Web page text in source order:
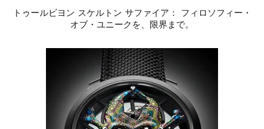
トゥールビヨン スケルトン サファイア： フィロソフィー・
オブ・ユニークを、限界まで。